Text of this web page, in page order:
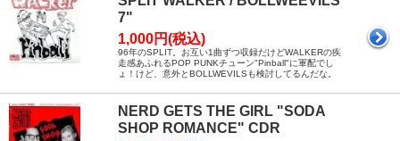
7"
1,000円(税込)
96年のSPLIT。お互い1曲ずつ収録だけどWALKERの疾
走感あふれるPOP PUNKチューン"Pinball"に軍配でし
ょ！けど、意外とBOLLWEVILSも検討してるんだな。
NERD GETS THE GIRL "SODA
SHOP ROMANCE" CDR